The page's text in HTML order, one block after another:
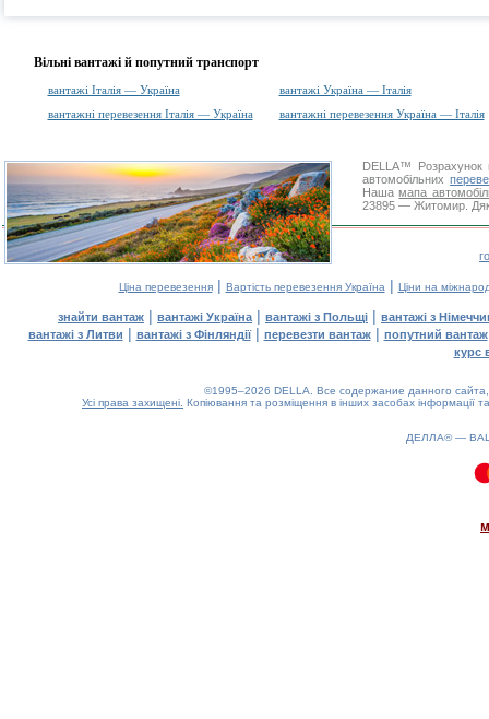
Вільні вантажі й попутний транспорт
вантажі Італія — Україна
вантажі Україна — Італія
вантажні перевезення Італія — Україна
вантажні перевезення Україна — Італія
DELLA™
Розрахунок
автомобільних
Нашамапа
23895 — Житомир.
Ціна перевезення| Вартість перевезення Україна | Ціни на
знайти вантаж | вантажі Україна | вантажі з Польщі | вантажі з
вантажі з Литви | вантажі з Фінляндії| перевезти вантаж| попутний вантаж
курс
©1995–2026 DELLA. Все содержание данного
Усі права захищені. Копіювання та розміщення в інших засобах інформації
ДЕЛЛА® —